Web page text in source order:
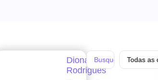
Dionatha
Rodrigues
Todas as